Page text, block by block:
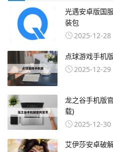
光遇安卓版国
装包
2025-12-28
点球游戏手机
2025-12-29
龙之谷手机版
载)
2025-12-30
艾伊莎安卓破